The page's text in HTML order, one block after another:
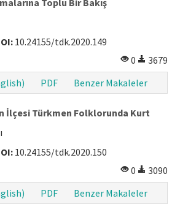
10.24155/tdk.2020.149
0
3679
PDF Benzer Makaleler
İlçesi Türkmen Folklorunda Kurt
10.24155/tdk.2020.150
0
3090
PDF Benzer Makaleler